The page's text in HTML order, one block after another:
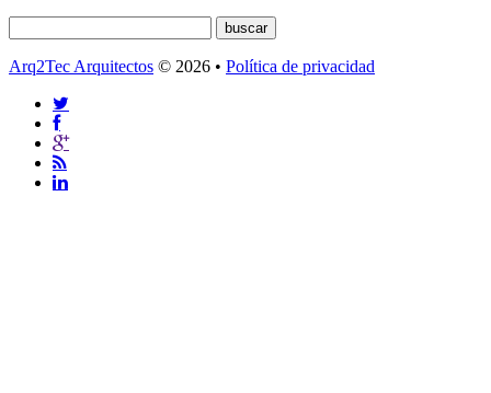
Arq2Tec Arquitectos © 2026 • Política de privacidad